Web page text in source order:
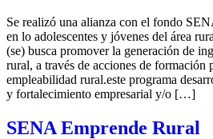
Se realizó una alianza con el fondo
en lo adolescentes y jóvenes del área
(se) busca promover la generación de
rural, a través de acciones de formación
empleabilidad rural.este programa
y fortalecimiento empresarial y/o […]
SENA Emprende Rural